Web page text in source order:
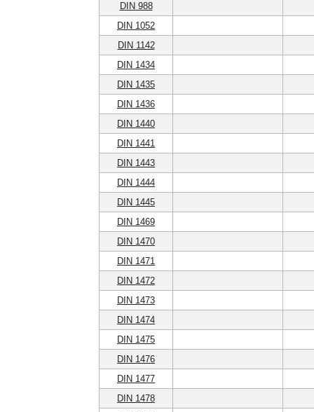
DIN 988
DIN 1052
DIN 1142
DIN 1434
DIN 1435
DIN 1436
DIN 1440
DIN 1441
DIN 1443
DIN 1444
DIN 1445
DIN 1469
DIN 1470
DIN 1471
DIN 1472
DIN 1473
DIN 1474
DIN 1475
DIN 1476
DIN 1477
DIN 1478